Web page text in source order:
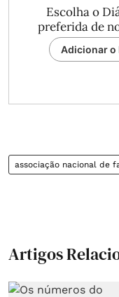
Escolha o
preferida de
Adicionar o
associação nacional de
Artigos